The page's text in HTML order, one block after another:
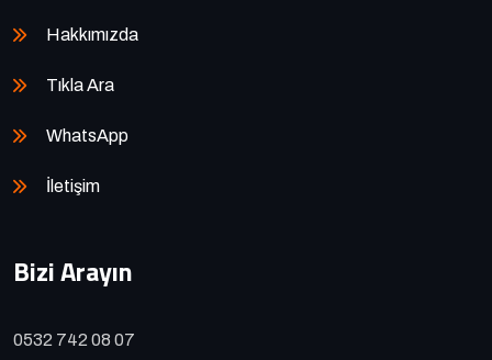
Hakkımızda
Tıkla Ara
WhatsApp
İletişim
Bizi Arayın
0532 742 08 07